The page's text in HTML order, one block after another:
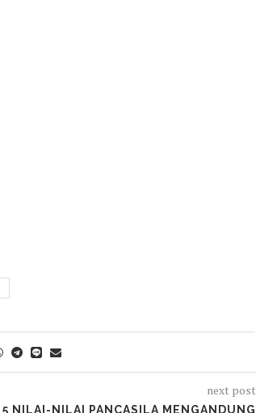
next post
5 NILAI-NILAI PANCASILA MENGANDUNG